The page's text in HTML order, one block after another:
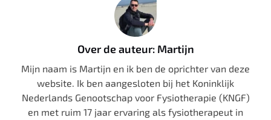
Over de auteur: Martijn
Mijn naam is Martijn en ik ben de oprichter van deze
website. Ik ben aangesloten bij het Koninklijk
Nederlands Genootschap voor Fysiotherapie (KNGF)
en met ruim 17 jaar ervaring als fysiotherapeut in